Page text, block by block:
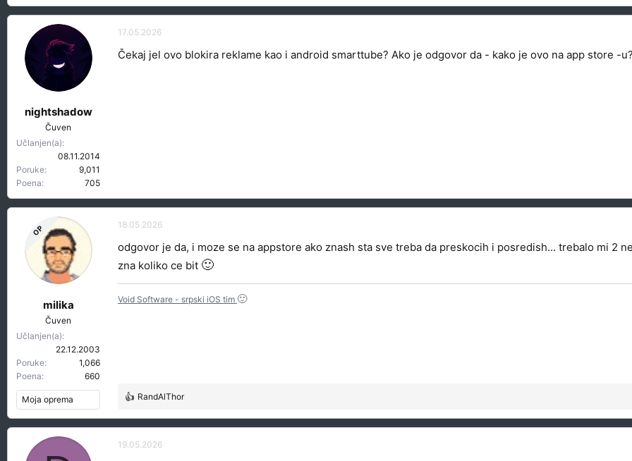
nightshadow
Čuven
Učlanjen(a)
08.11.2014
Poruke
9,011
Poena
705
17.05.2026
Čekaj jel ovo blokira reklame kao i android smarttube? Ako je odgovor da - kako je ovo na app store -
OP
milika
Čuven
Učlanjen(a)
22.12.2003
Poruke
1,066
Poena
660
Moja oprema
18.05.2026
odgovor je da, i moze se na appstore ako znash sta sve treba da preskocih i posredish... trebalo mi 2
zna koliko ce bit 🙂
Void Software - srpski iOS tim 🙂
R
a
g
RandAlThor
19.05.2026